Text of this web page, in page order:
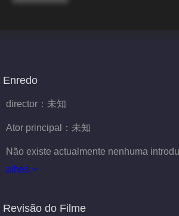
Enredo
director： 未知
Ator principal： 未知
Não existe actualmente nenhuma
alhes
Revisão do Filme